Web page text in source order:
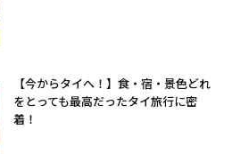
【今からタイへ！】食・宿・景色どれ
をとっても最高だったタイ旅行に密
着！